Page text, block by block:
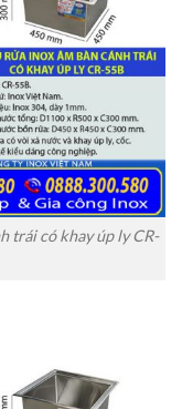
trái có khay úp ly CR-